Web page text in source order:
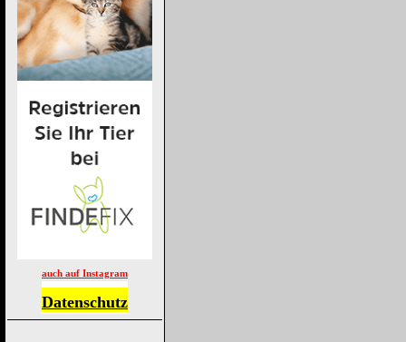
auch auf Instagram
Datenschutz